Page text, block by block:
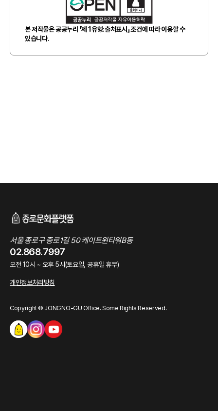
본 저작물은 공공누리 「제 1유형:출처표시」 조건에 따라 이용할 수
있습니다.
서울 종로구 종로1길 50 케이트윈타워B동
02.868.7997
오전 10시 ~ 오후 5시(토요일, 공휴일 휴무)
개인정보처리방침
Copyright © JONGNO-GU Office. Some Rights Reserved.